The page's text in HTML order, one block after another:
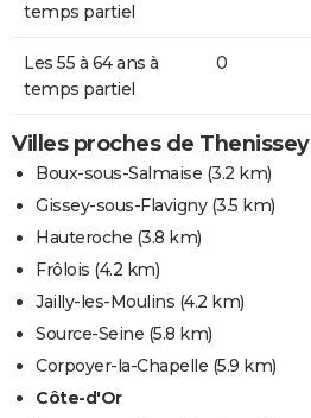
temps partiel
Les 55 à 64 ans à
temps partiel
0
Villes proches de Thenissey
Boux-sous-Salmaise (3.2 km)
Gissey-sous-Flavigny(3.5 km)
Hauteroche (3.8 km)
Frôlois (4.2 km)
Jailly-les-Moulins (4.2 km)
Source-Seine (5.8 km)
Corpoyer-la-Chapelle (5.9 km)
Côte-d'Or